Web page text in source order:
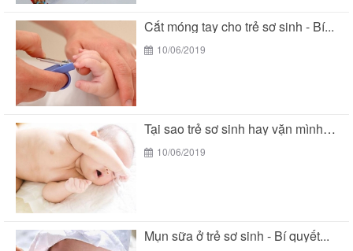
Cắt móng tay cho trẻ sơ sinh - Bí...
10/06/2019
Tại sao trẻ sơ sinh hay vặn mình khi...
10/06/2019
Mụn sữa ở trẻ sơ sinh - Bí quyết...